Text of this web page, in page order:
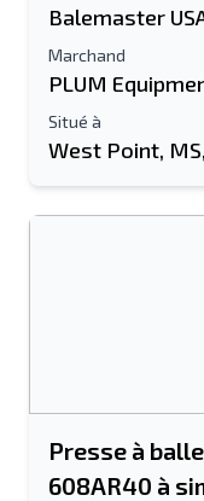
Balemaster
Marchand
PLUM
Situé à
West Point,
Presse à
608AR40 à